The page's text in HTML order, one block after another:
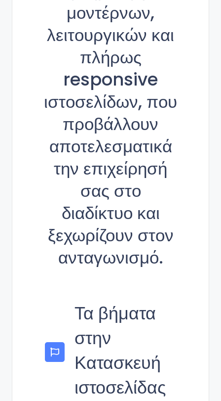
μοντέρνων,
λειτουργικών και
πλήρως
responsive
ιστοσελίδων, που
προβάλλουν
αποτελεσματικά
την επιχείρησή
σας στο
διαδίκτυο και
ξεχωρίζουν στον
ανταγωνισμό.
Τα βήματα
στην
Κατασκευή
ιστοσελίδας